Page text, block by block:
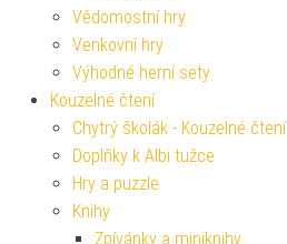
Vědomostní hry
Venkovní hry
Výhodné herní sety
Kouzelné čtení
Chytrý školák - Kouzelné čtení
Doplňky k Albi tužce
Hry a puzzle
Knihy
Zpívánky a miniknihy